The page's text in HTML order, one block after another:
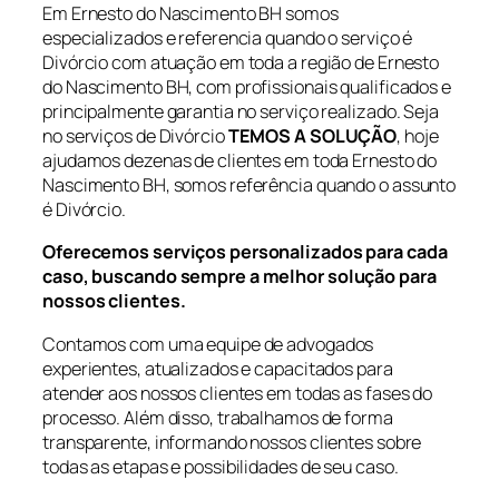
Em Ernesto do Nascimento BH somos
especializados e referencia quando o serviço é
Divórcio com atuação em toda a região de Ernesto
do Nascimento BH, com profissionais qualificados e
principalmente garantia no serviço realizado. Seja
no serviços de DivórcioTEMOS A SOLUÇÃO, hoje
ajudamos dezenas de clientes em toda Ernesto do
Nascimento BH, somos referência quando o assunto
é Divórcio.
Oferecemos serviços personalizados para cada
caso, buscando sempre a melhor solução para
nossos clientes.
Contamos com uma equipe de advogados
experientes, atualizados e capacitados para
atender aos nossos clientes em todas as fases do
processo. Além disso, trabalhamos de forma
transparente, informando nossos clientes sobre
todas as etapas e possibilidades de seu caso.